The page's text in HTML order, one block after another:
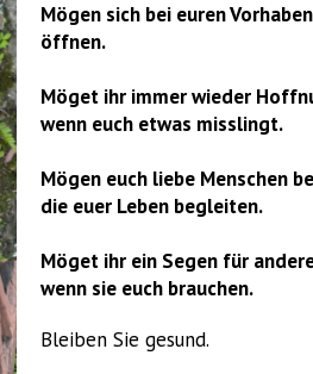
Mögen sich bei euren
öffnen.
Möget ihr immer wieder
wenn euch etwas misslingt.
Mögen euch liebe Menschen
die euer Leben begleiten.
Möget ihr ein Segen für
wenn sie euch brauchen.
Bleiben Sie gesund.